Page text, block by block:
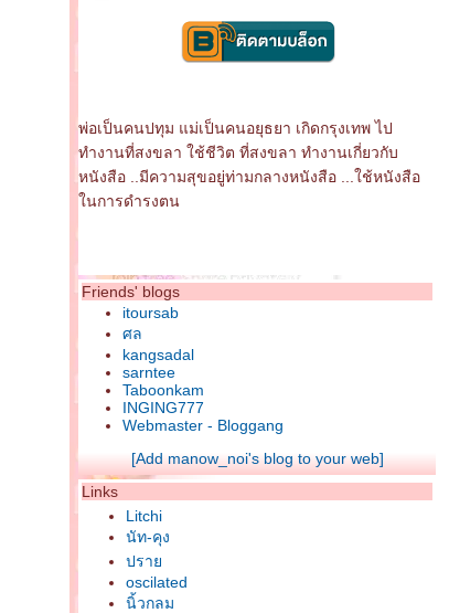
พ่อเป็นคนปทุม แม่เป็นคนอยุธยา เกิดกรุงเทพ ไป
ทำงานที่สงขลา ใช้ชีวิต ที่สงขลา ทำงานเกี่ยวกับ
หนังสือ ..มีความสุขอยู่ท่ามกลางหนังสือ ...ใช้หนังสือ
นการดำรงตน
Friends' blogs
itoursab
ศล
kangsadal
sarntee
Taboonkam
INGING777
Webmaster - Bloggang
[Add manow_noi's blog to your web]
Links
Litchi
นัท-คุง
ปรา
oscilated
นิ้วกลม